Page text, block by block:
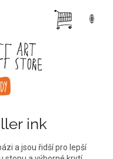
ink
a jsou řidší pro lepší